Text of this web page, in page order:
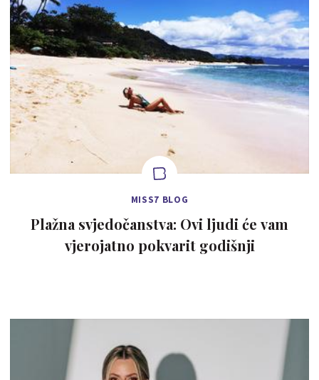
MISS7 BLOG
Plažna svjedočanstva: Ovi ljudi će vam
vjerojatno pokvarit godišnji